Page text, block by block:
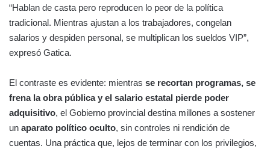
“Hablan de casta pero reproducen lo peor de la política
tradicional. Mientras ajustan a los trabajadores, congelan
salarios y despiden personal, se multiplican los sueldos VIP”,
expresó Gatica.
El contraste es evidente: mientras se recortan programas, se
frena la obra pública y el salario estatal pierde poder
adquisitivo, el Gobierno provincial destina millones a sostener
un aparato político oculto, sin controles ni rendición de
cuentas. Una práctica que, lejos de terminar con los privilegios,